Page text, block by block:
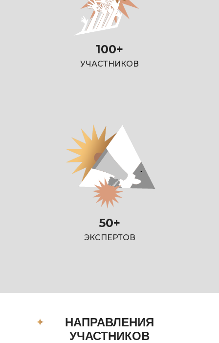
50+
ЭКСПЕРТОВ
УЧАСТНИКОВ
100+
НАПРАВЛЕНИЯ
УЧАСТНИКОВ